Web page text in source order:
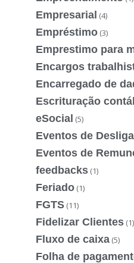
Empresarial (4)
Empréstimo (3)
Emprestimo para
Encargos
Encarregado de
Escrituração
eSocial (5)
Eventos de
Eventos de
feedbacks (1)
Feriado (1)
FGTS (11)
Fidelizar Clientes (1)
Fluxo de caixa (5)
Folha de